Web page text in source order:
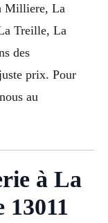
Milliere, La
Treille, La
des
prix. Pour
au
à La